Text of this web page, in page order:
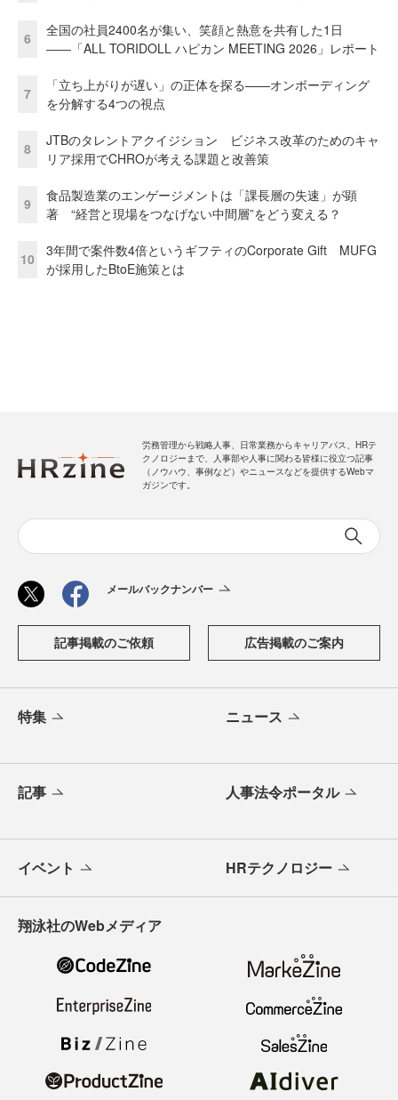
6
全国の社員2400名が集い、笑顔と熱意を共有した1日
――「ALL TORIDOLL ハピカン MEETING 2026」レポート
7
「立ち上がりが遅い」の正体を探る——オンボーディング
を分解する4つの視点
8
JTBのタレントアクイジション ビジネス改革のためのキャ
リア採用でCHROが考える課題と改善策
9
食品製造業のエンゲージメントは「課長層の失速」が顕
著 “経営と現場をつなげない中間層”をどう変える？
10
3年間で案件数4倍というギフティのCorporate Gift MUFG
が採用したBtoE施策とは
労務管理から戦略人事、日常業務からキャリアパス、HRテ
クノロジーまで、人事部や人事に関わる皆様に役立つ記事
（ノウハウ、事例など）やニュースなどを提供するWebマ
ガジンです。
メールバックナンバー
記事掲載のご依頼 広告掲載のご案内
特集 ニュース
記事 人事法令ポータル
イベント HRテクノロジー
翔泳社のWebメディア